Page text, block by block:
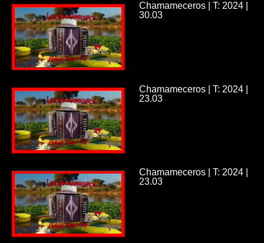
Chamameceros | T: 2024 |
30.03
Chamameceros | T: 2024 |
23.03
Chamameceros | T: 2024 |
23.03